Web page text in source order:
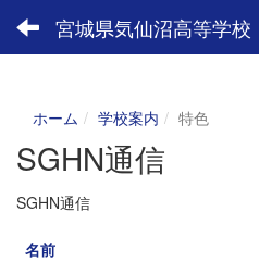
宮城県気仙沼高等学校
ホーム 学校案内 特色
SGHN通信
SGHN通信
名前